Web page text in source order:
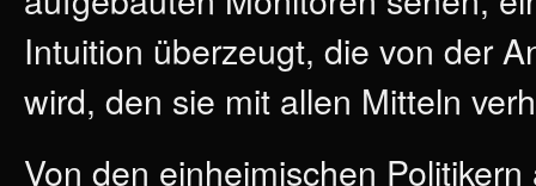
Intuition überzeugt, die von der
wird, den sie mit allen Mitteln
Von den einheimischen